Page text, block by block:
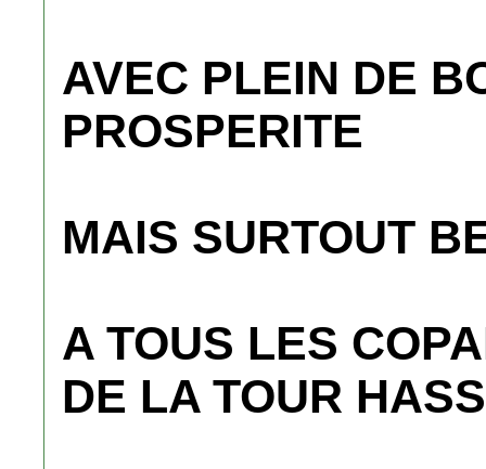
AVEC PLEIN DE
PROSPERITE
MAIS SURTOUT
A TOUS LES
DE LA TOUR